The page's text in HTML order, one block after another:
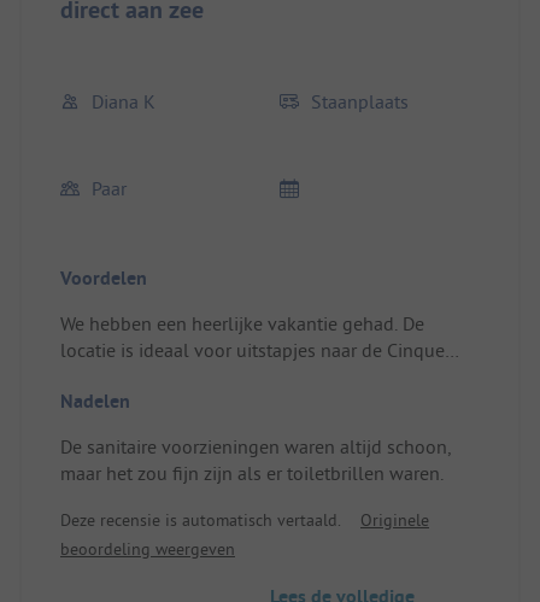
direct aan zee
Diana K Staanplaats
Paar
Voordelen
We hebben een heerlijke vakantie gehad. De
locatie is ideaal voor uitstapjes naar de Cinque
bereikbaar. Op de camping is er een restaurant/bar
kun je ontspannende uren doorbrengen.
Plek/Huuraccommodatie: De standplaats was
perfect voor ons. Geweldige ligging met
Nadelen
De sanitaire voorzieningen waren altijd schoon,
maar het zou fijn zijn als er toiletbrillen waren.
Deze recensie is automatisch vertaald.
Originele
beoordeling weergeven
Lees de volledige